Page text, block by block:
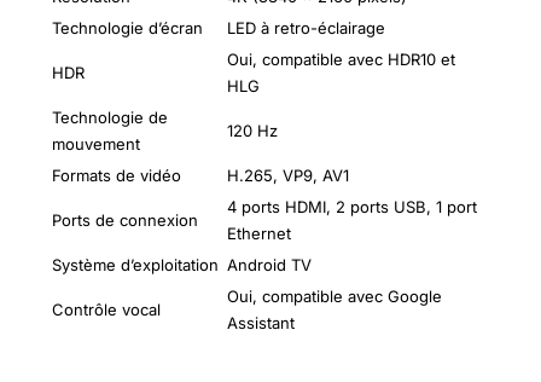
Technologie d’écran
LED à retro-éclairage
HDR
Oui, compatible avec HDR10 et
HLG
Technologie de
mouvement
120 Hz
Formats de vidéo H.265, VP9, AV1
Ports de connexion
4 ports HDMI, 2 ports USB, 1 port
Ethernet
Système d’exploitation Android TV
Contrôle vocal
Oui, compatible avec Google
Assistant